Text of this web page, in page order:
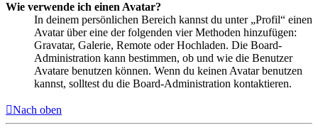
Wie verwende ich einen Avatar?
In deinem persönlichen Bereich kannst du unter „Profil“ einen
Avatar über eine der folgenden vier Methoden hinzufügen:
Gravatar, Galerie, Remote oder Hochladen. Die Board-
Administration kann bestimmen, ob und wie die Benutzer
Avatare benutzen können. Wenn du keinen Avatar benutzen
kannst, solltest du die Board-Administration kontaktieren.
Nach oben